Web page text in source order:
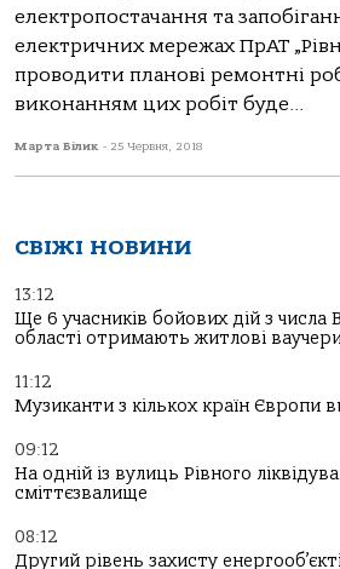
електропостачання та
електричних мережах ПрАТ
проводити планові ремонтні
виконанням цих робіт буде...
Марта Білик - 25 Червня, 2018
СВІЖІ НОВИНИ
13:12
Ще 6 учасників бойових дій з числа
області отримають житлові
11:12
Музиканти з кількох країн Європи
09:12
На одній із вулиць Рівного
сміттєзвалище
08:12
Другий рівень захисту